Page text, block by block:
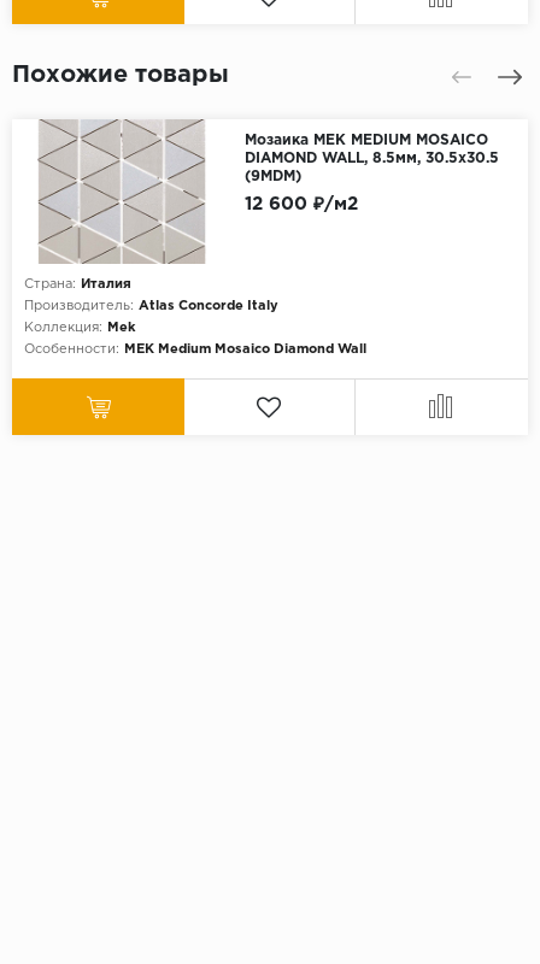
Похожие товары
Мозаика MEK MEDIUM MOSAICO
DIAMOND WALL, 8.5мм, 30.5x30.5
(9MDM)
Страна:
Италия
Производитель: Atlas Concorde Italy
Коллекция:
Mek
Особенности:
MEK Medium Mosaico Diamond Wall
12 600 ₽/м2